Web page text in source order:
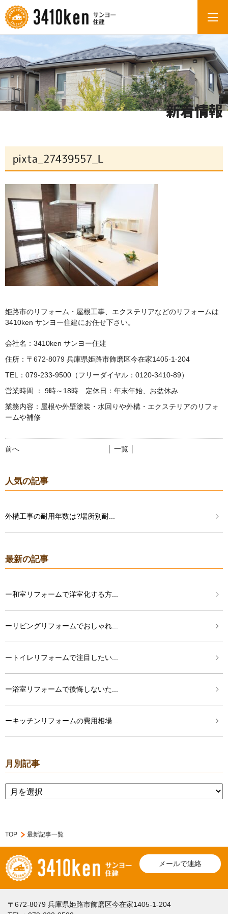
新着情報
pixta_27439557_L
姫路市のリフォーム・屋根工事、エクステリアなどのリフォームは
3410ken サンヨー住建にお任せ下さい。
会社名：3410ken サンヨー住建
住所：〒672-8079 兵庫県姫路市飾磨区今在家1405-1-204
TEL：079-233-9500（フリーダイヤル：0120-3410-89）
営業時間 ： 9時～18時 定休日：年末年始、お盆休み
業務内容：屋根や外壁塗装・水回りや外構・エクステリアのリフォ
ームや補修
前へ │ 一覧 │
人気の記事
外構工事の耐用年数は?場所別耐...
最新の記事
ー和室リフォームで洋室化する方...
ーリビングリフォームでおしゃれ...
ートイレリフォームで注目したい...
ー浴室リフォームで後悔しないた...
ーキッチンリフォームの費用相場...
月別記事
TOP 最新記事一覧
メールで連絡
〒672-8079 兵庫県姫路市飾磨区今在家1405-1-204